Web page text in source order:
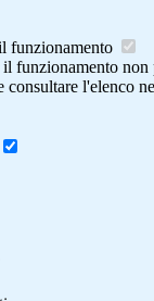
funzionamento
funzionamento non
consultare l'elenco